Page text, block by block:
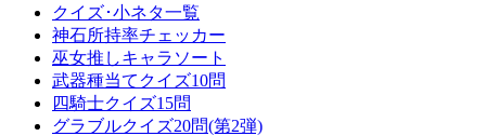
クイズ･小ネタ一覧
神石所持率チェッカー
巫女推しキャラソート
武器種当てクイズ10問
四騎士クイズ15問
グラブルクイズ20問(第2弾)